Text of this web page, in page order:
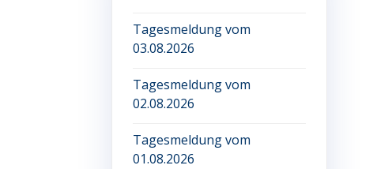
Tagesmeldung vom
03.08.2026
Tagesmeldung vom
02.08.2026
Tagesmeldung vom
01.08.2026